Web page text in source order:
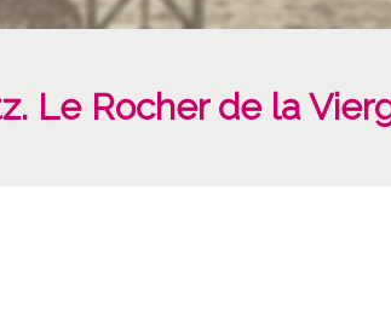
Le Rocher de la